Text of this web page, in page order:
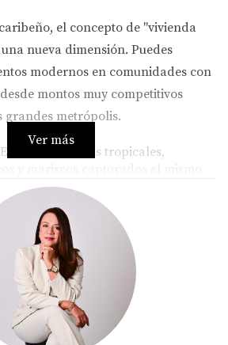
el concepto de "vivienda
nueva dimensión. Puedes
modernos en comunidades con
montos muy competitivos
grandes metrópolis.
El acceso a frutas tropicales,
significativamente menor al de
Salir a cenar es un placer frecuente,
alta cocina que oscilan entre los
en entornos espectaculares.
y el mantenimiento del
donde notarás un ahorro
delegar tareas y ganar
Ver más